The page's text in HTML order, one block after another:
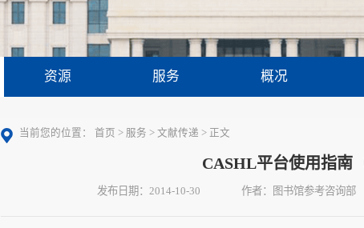
资源 服务 概况
当前您的位置： 首页 > 服务 > 文献传递 > 正文
CASHL平台使用指南
发布日期：2014-10-30 作者：图书馆参考咨询部